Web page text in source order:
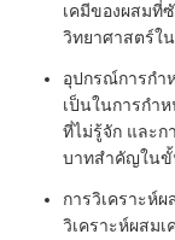
เคมีของผสมที่
วิทยาศาสตร์ใ
อุปกรณ์การกํา
เป็นในการกํา
ที่ไม่รู้จัก และ
บาทสําคัญในขั้
การวิเคราะห์ผ
วิเคราะห์ผสมเ